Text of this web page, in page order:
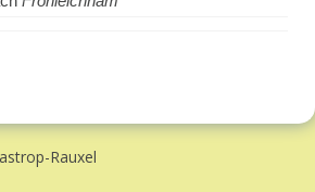
Rauxel